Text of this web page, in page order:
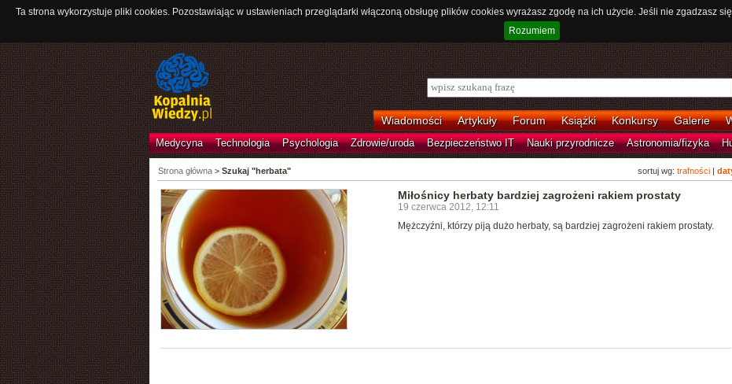
Ta strona wykorzystuje pliki cookies. Pozostawiając w ustawieniach przeglądarki włączoną obsługę plików cookies wyrażasz zgodę na ich użycie. Jeśli nie zgadzasz
Rozumiem
Wiadomości Artykuły Forum Książki Konkursy Galerie
Medycyna Technologia Psychologia Zdrowie/uroda Bezpieczeństwo IT Nauki przyrodnicze Astronomia/fizyka
sortuj wg: trafności|
Strona główna> Szukaj "herbata"
Miłośnicy herbaty bardziej zagrożeni rakiem prostaty
19 czerwca 2012, 12:11
Mężczyźni, którzy piją dużo herbaty, są bardziej zagrożeni rakiem prostaty.